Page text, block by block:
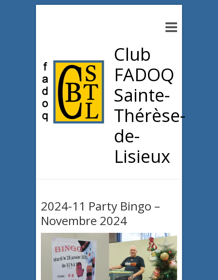
Club
FADOQ
Sainte-
Thérèse-
de-
Lisieux
2024-11 Party Bingo –
Novembre 2024